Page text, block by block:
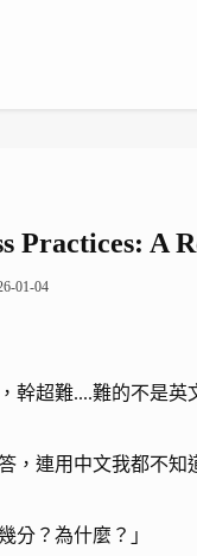
Practices: A
01-04
幹超難....難的不是
，連用中文我都不知
分？為什麼？」